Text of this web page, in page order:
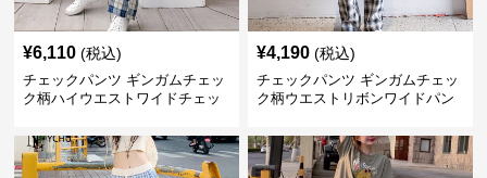
¥6,110 (税込)
チェックパンツ ギンガムチェッ
ク柄ハイウエストワイドチェッ
¥4,190 (税込)
チェックパンツ ギンガムチェッ
ク柄ウエストリボンワイドパン